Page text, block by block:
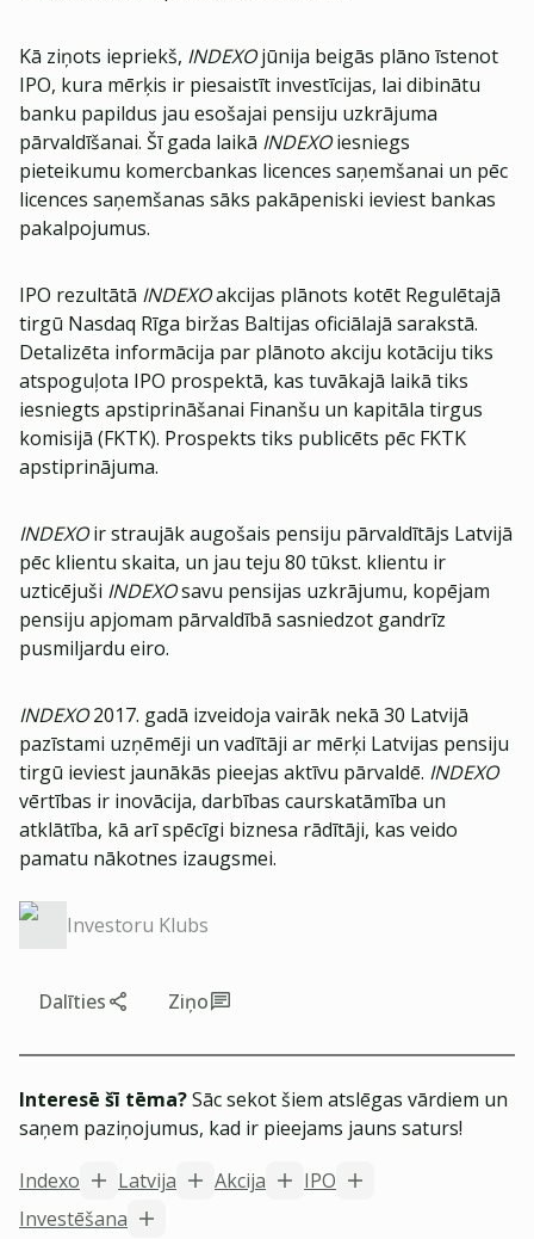
Kā ziņots iepriekš, INDEXOjūnija beigās plāno īstenot
IPO, kura mērķis ir piesaistīt investīcijas, lai dibinātu
banku papildus jau esošajai pensiju uzkrājuma
pārvaldīšanai. Šī gada laikā INDEXOiesniegs
pieteikumu komercbankas licences saņemšanai un pēc
licences saņemšanas sāks pakāpeniski ieviest bankas
pakalpojumus.
IPO rezultātā INDEXOakcijas plānots kotēt Regulētajā
tirgū Nasdaq Rīga biržas Baltijas oficiālajā sarakstā.
Detalizēta informācija par plānoto akciju kotāciju tiks
atspoguļota IPO prospektā, kas tuvākajā laikā tiks
iesniegts apstiprināšanai Finanšu un kapitāla tirgus
komisijā (FKTK). Prospekts tiks publicēts pēc FKTK
apstiprinājuma.
INDEXOir straujāk augošais pensiju pārvaldītājs Latvijā
pēc klientu skaita, un jau teju 80 tūkst. klientu ir
uzticējuši INDEXOsavu pensijas uzkrājumu, kopējam
pensiju apjomam pārvaldībā sasniedzot gandrīz
pusmiljardu eiro.
INDEXO2017. gadā izveidoja vairāk nekā 30 Latvijā
pazīstami uzņēmēji un vadītāji ar mērķi Latvijas pensiju
tirgū ieviest jaunākās pieejas aktīvu pārvaldē. INDEXO
vērtības ir inovācija, darbības caurskatāmība un
atklātība, kā arī spēcīgi biznesa rādītāji, kas veido
pamatu nākotnes izaugsmei.
Investoru Klubs
Dalīties Ziņo
Interesē šī tēma?Sāc sekot šiem atslēgas vārdiem un
saņem paziņojumus, kad ir pieejams jauns saturs!
Indexo
Latvija Akcija
IPO
Investēšana